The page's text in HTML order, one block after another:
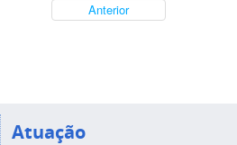
Anterior
Atuação